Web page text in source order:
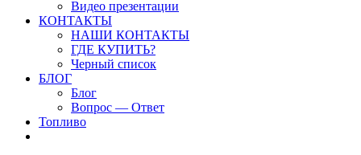
Видео презентации
КОНТАКТЫ
НАШИ КОНТАКТЫ
ГДЕ КУПИТЬ?
Черный список
БЛОГ
Блог
Вопрос — Ответ
Топливо